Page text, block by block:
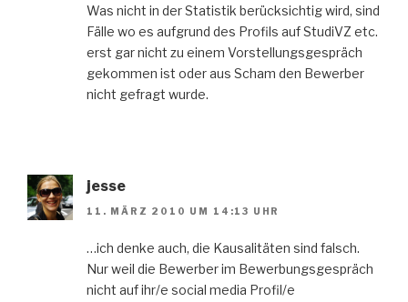
Was nicht in der Statistik berücksichtig wird, sind
Fälle wo es aufgrund des Profils auf StudiVZ etc.
erst gar nicht zu einem Vorstellungsgespräch
gekommen ist oder aus Scham den Bewerber
nicht gefragt wurde.
jesse
11. MÄRZ 2010 UM 14:13 UHR
…ich denke auch, die Kausalitäten sind falsch.
Nur weil die Bewerber im Bewerbungsgespräch
nicht auf ihr/e social media Profil/e